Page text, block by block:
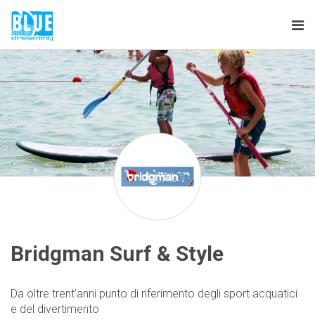
Bridgman Surf & Style
Da oltre trent’anni punto di riferimento degli sport acquatici
e del divertimento